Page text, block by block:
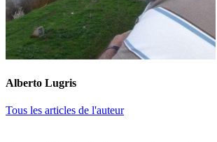
Alberto Lugris
Tous les articles de l'auteur